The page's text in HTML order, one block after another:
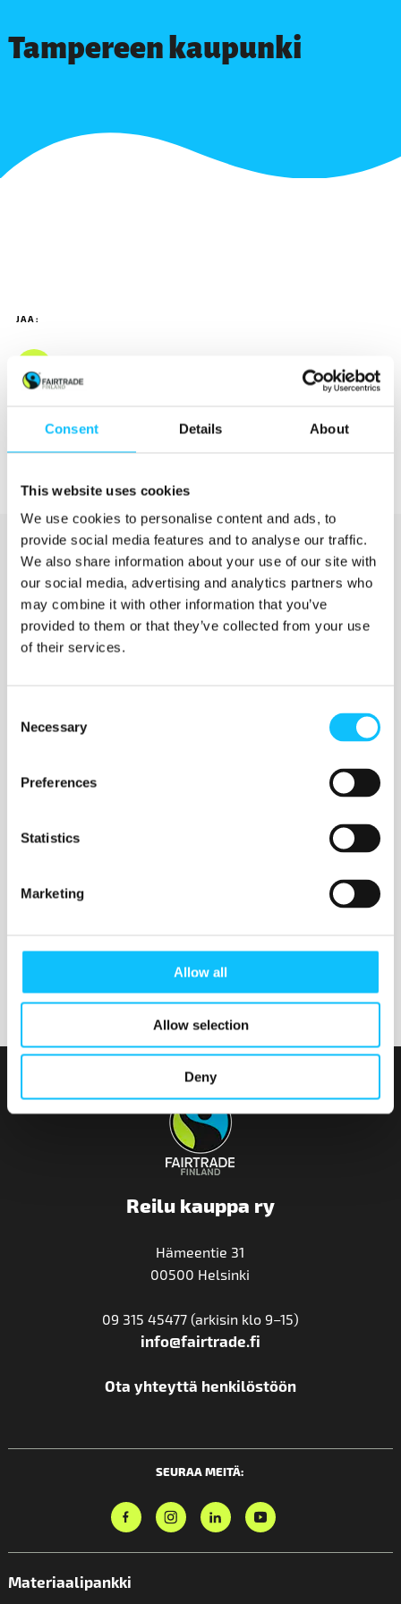
Consent Details About
This website uses cookies
We use cookies to personalise content and ads, to
provide social media features and to analyse our traffic.
We also share information about your use of our site with
our social media, advertising and analytics partners who
may combine it with other information that you’ve
provided to them or that they’ve collected from your use
of their services.
Selection
Necessary
Preferences
Statistics
Marketing
Allow all
Allow selection
Deny
Tampereen kaupunki
JAA:
Katso myös
Jyväskylän ammattikorkeakoulu
Nurmijärven seurakunta
Reilu kauppa ry
Hämeentie 31
00500 Helsinki
09 315 45477 (arkisin klo 9–15)
info@fairtrade.fi
Ota yhteyttä henkilöstöön
SEURAA MEITÄ:
Materiaalipankki